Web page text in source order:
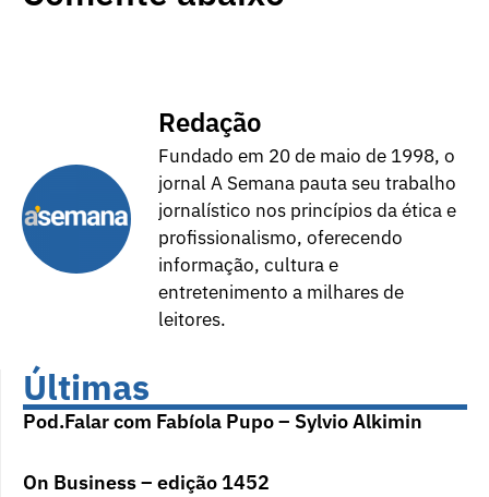
Redação
Fundado em 20 de maio de 1998, o
jornal A Semana pauta seu trabalho
jornalístico nos princípios da ética e
profissionalismo, oferecendo
informação, cultura e
entretenimento a milhares de
leitores.
Últimas
Pod.Falar com Fabíola Pupo – Sylvio Alkimin
On Business – edição 1452